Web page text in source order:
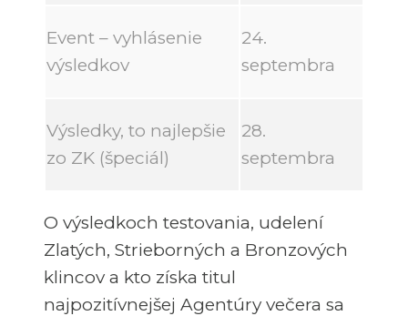
Event – vyhlásenie
výsledkov
24.
septembra
Výsledky, to najlepšie
zo ZK (špeciál)
28.
septembra
O výsledkoch testovania, udelení
Zlatých, Strieborných a Bronzových
klincov a kto získa titul
najpozitívnejšej Agentúry večera sa